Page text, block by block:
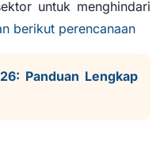
untuk menghindari
berikut perencanaan
Panduan Lengkap